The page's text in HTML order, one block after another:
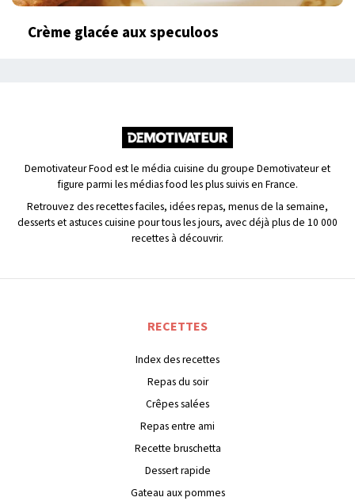
Crème glacée aux speculoos
Demotivateur Food est le média cuisine du groupe Demotivateur et
figure parmi les médias food les plus suivis en France.
Retrouvez des recettes faciles, idées repas, menus de la semaine,
desserts et astuces cuisine pour tous les jours, avec déjà plus de 10 000
recettes à découvrir.
RECETTES
Index des recettes
Repas du soir
Crêpes salées
Repas entre ami
Recette bruschetta
Dessert rapide
Gateau aux pommes